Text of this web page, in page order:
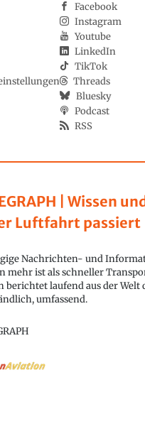
| Wissen
Luftfahrt passiert
Nachrichten- und
mehr ist als schneller
berichtet laufend aus der
umfassend.
Facebook
Instagram
Youtube
LinkedIn
TikTok
Threads
Bluesky
Podcast
RSS